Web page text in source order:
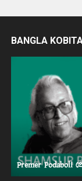
BANGLA KOBITA |
Premer Podaboli